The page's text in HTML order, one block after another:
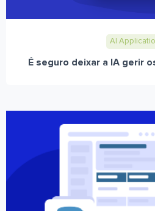
AI
É seguro deixar a IA gerir